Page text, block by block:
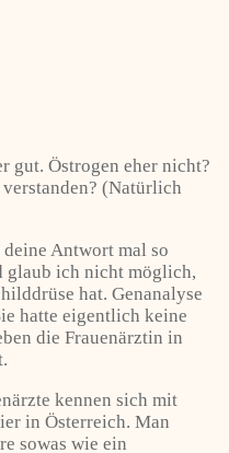
gut. Östrogen eher nicht?
(Natürlich
Antwort mal so
glaub ich nicht möglich,
hat. Genanalyse
hatte eigentlich keine
die Frauenärztin in
kennen sich mit
in Österreich. Man
sowas wie ein